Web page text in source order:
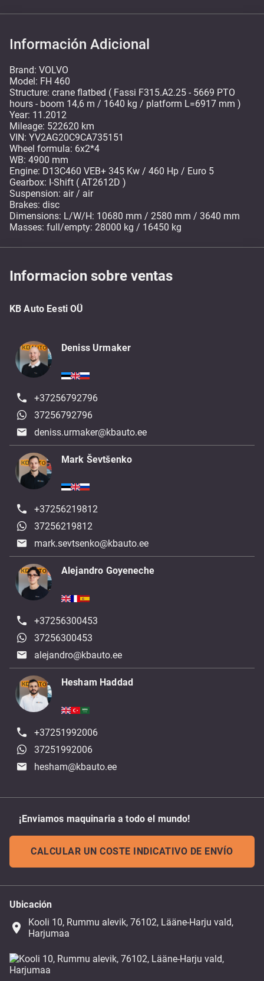
Información Adicional
Brand: VOLVO
Model: FH 460
Structure: crane flatbed ( Fassi F315.A2.25 - 5669 PTO
hours - boom 14,6 m / 1640 kg / platform L=6917 mm )
Year: 11.2012
Mileage: 522620 km
VIN: YV2AG20C9CA735151
Wheel formula: 6x2*4
WB: 4900 mm
Engine: D13C460 VEB+ 345 Kw / 460 Hp / Euro 5
Gearbox: I-Shift ( AT2612D )
Suspension: air / air
Brakes: disc
Dimensions: L/W/H: 10680 mm / 2580 mm / 3640 mm
Masses: full/empty: 28000 kg / 16450 kg
Informacion sobre ventas
KB Auto Eesti OÜ
Deniss Urmaker
+37256792796
37256792796
deniss.urmaker@kbauto.ee
Mark Ševtšenko
+37256219812
37256219812
mark.sevtsenko@kbauto.ee
Alejandro Goyeneche
+37256300453
37256300453
alejandro@kbauto.ee
Hesham Haddad
+37251992006
37251992006
hesham@kbauto.ee
¡Enviamos maquinaria a todo el mundo!
CALCULAR UN COSTE INDICATIVO DE ENVÍO
Ubicación
place
Kooli 10, Rummu alevik, 76102, Lääne-Harju vald,
Harjumaa